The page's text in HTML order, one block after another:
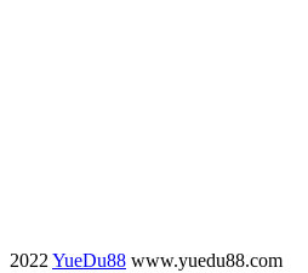
2022 YueDu88 www.yuedu88.com